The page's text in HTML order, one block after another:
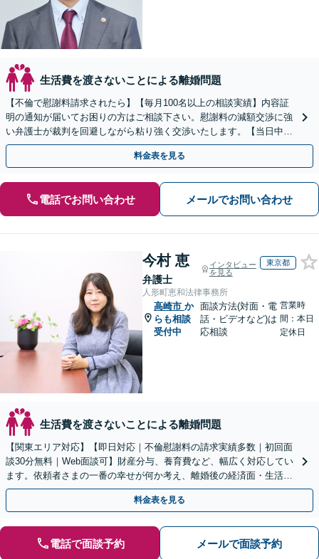
生活費を渡さないことによる離婚問題
【不倫で慰謝料請求されたら】【毎月100名以上の相談実績】内容証
明の通知が届いてお困りの方はご相談下さい。慰謝料の減額交渉に強
い弁護士が裁判を回避しながら粘り強く交渉いたします。【当日中の
相談可(予約制)】【全国対応】
料金表を見る
電話でお問い合わせ メールでお問い合わせ
今村 恵
弁護士
インタビュー
を見る
東京都
人形町恵和法律事務所
高崎市 か
らも相談
受付中
面談方法(対面・電
話・ビデオなど)は
応相談
営業時
間：本日
定休日
生活費を渡さないことによる離婚問題
【関東エリア対応】【即日対応｜不倫慰謝料の請求実績多数｜初回面
談30分無料｜Web面談可】財産分与、養育費など、幅広く対応してい
ます。依頼者さまの一番の幸せが何か考え、離婚後の経済面・生活面
を踏まえた最善の解決策をご提案【休日・夜間面談可】
料金表を見る
電話で面談予約 メールで面談予約